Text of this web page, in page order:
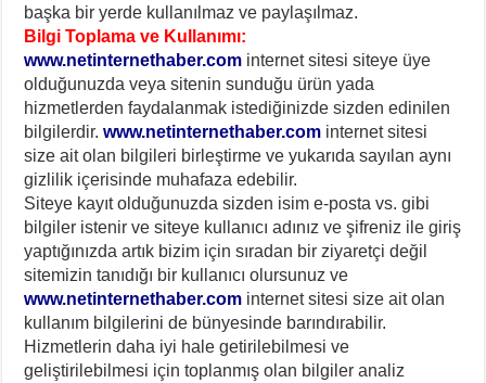
başka bir yerde kullanılmaz ve paylaşılmaz.
Bilgi Toplama ve Kullanımı:
www.netinternethaber.com internet sitesi siteye üye
olduğunuzda veya sitenin sunduğu ürün yada
hizmetlerden faydalanmak istediğinizde sizden edinilen
bilgilerdir.www.netinternethaber.com internet sitesi
size ait olan bilgileri birleştirme ve yukarıda sayılan aynı
gizlilik içerisinde muhafaza edebilir.
Siteye kayıt olduğunuzda sizden isim e-posta vs. gibi
bilgiler istenir ve siteye kullanıcı adınız ve şifreniz ile giriş
yaptığınızda artık bizim için sıradan bir ziyaretçi değil
sitemizin tanıdığı bir kullanıcı olursunuz ve
www.netinternethaber.com internet sitesi size ait olan
kullanım bilgilerini de bünyesinde barındırabilir.
Hizmetlerin daha iyi hale getirilebilmesi ve
geliştirilebilmesi için toplanmış olan bilgiler analiz